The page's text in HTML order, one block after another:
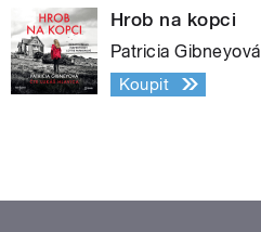
Hrob na kopci
Patricia Gibneyová
Koupit